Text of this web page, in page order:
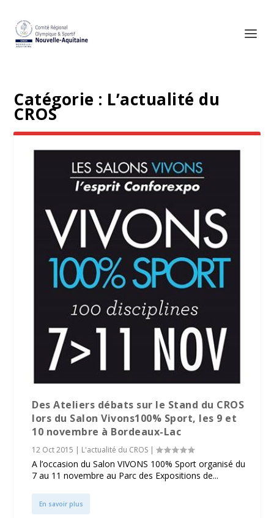
Catégorie : L’actualité du
CROS
Des Ateliers débats sur le Stand du CROS
lors du Salon Vivons100% Sport, les 9 et
10 novembre à Bordeaux-Lac
12 Oct 2015 | L'actualité du CROS |
A l’occasion du Salon VIVONS 100% Sport organisé du
7 au 11 novembre au Parc des Expositions de...
En savoir plus